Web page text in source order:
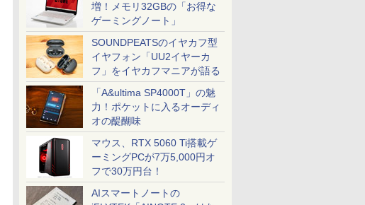
増！メモリ32GBの「お得な
ゲーミングノート」
SOUNDPEATSのイヤカフ型
イヤフォン「UU2イヤーカ
フ」をイヤカフマニアが語る
「A&ultima SP4000T」の魅
力！ポケットに入るオーディ
オの醍醐味
マウス、RTX 5060 Ti搭載ゲ
ーミングPCが7万5,000円オ
フで30万円台！
AIスマートノートの